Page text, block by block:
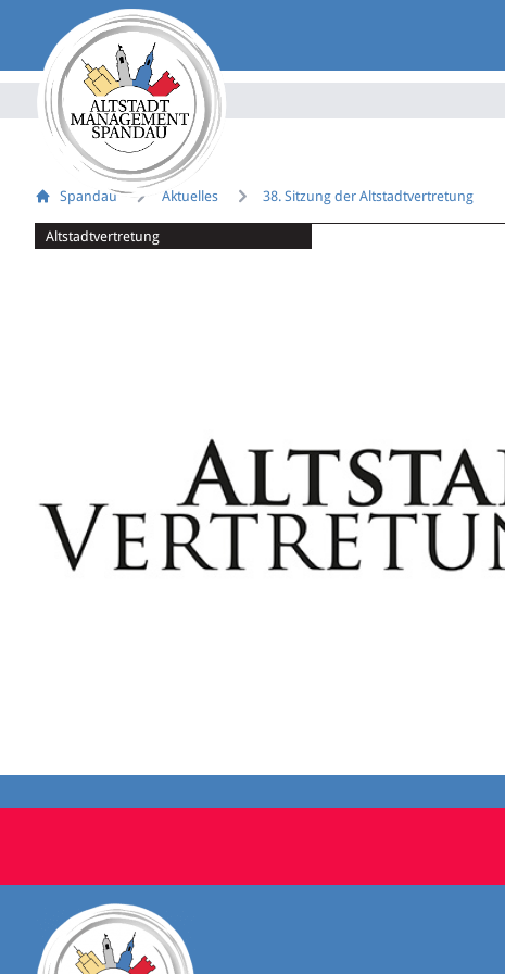
Spandau Aktuelles 38. Sitzung der Altstadtvertretung
Altstadtvertretung